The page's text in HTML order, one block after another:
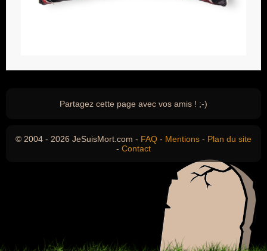
Partagez cette page avec vos amis ! ;-)
© 2004 - 2026 JeSuisMort.com - FAQ - Mentions - Plan du site
- Contact